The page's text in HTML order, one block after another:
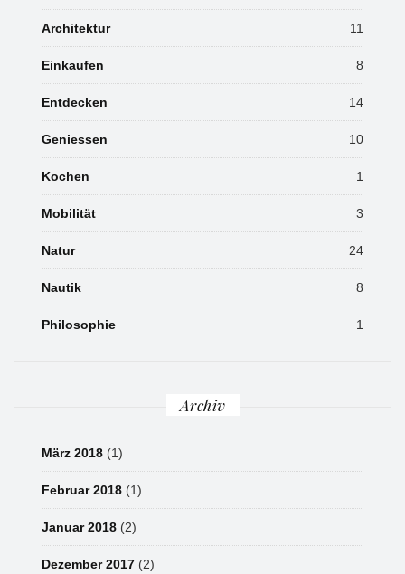
Architektur 11
Einkaufen 8
Entdecken 14
Geniessen 10
Kochen 1
Mobilität 3
Natur 24
Nautik 8
Philosophie 1
Archiv
März 2018 (1)
Februar 2018 (1)
Januar 2018 (2)
Dezember 2017 (2)